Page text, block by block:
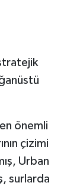
önemli
çizimi
Urban
surlarda